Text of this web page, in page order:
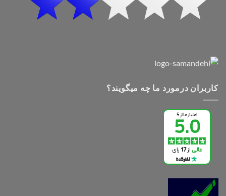
کاربران درمورد ما چه میگویند؟